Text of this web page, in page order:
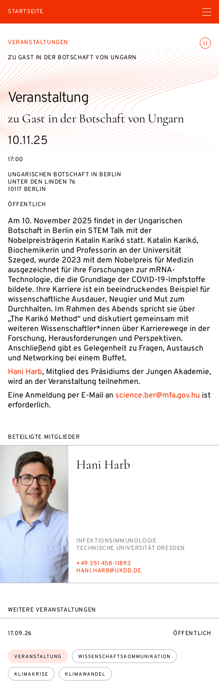
STARTSEITE Menü
VERANSTALTUNGEN
ZU GAST IN DER BOTSCHAFT VON UNGARN
zu Gast in der Botschaft von Ungarn
Veranstaltung
eventBeginsOn
10.11.25
17:00
UNGARISCHEN BOTSCHAFT IN BERLIN
UNTER DEN LINDEN 76
10117 BERLIN
VERANSTALTUNGSZUGANG:
ÖFFENTLICH
Am 10. November 2025 findet in der Ungarischen
Botschaft in Berlin ein STEM Talk mit der
Nobelpreisträgerin Katalin Karikó statt. Katalin Karikó,
Biochemikerin und Professorin an der Universität
Szeged, wurde 2023 mit dem Nobelpreis für Medizin
ausgezeichnet für ihre Forschungen zur mRNA-
Technologie, die die Grundlage der COVID-19-Impfstoffe
bildete. Ihre Karriere ist ein beeindruckendes Beispiel für
wissenschaftliche Ausdauer, Neugier und Mut zum
Durchhalten. Im Rahmen des Abends spricht sie über
„The Karikó Method“ und diskutiert gemeinsam mit
weiteren Wissenschaftler*innen über Karrierewege in der
Forschung, Herausforderungen und Perspektiven.
Anschließend gibt es Gelegenheit zu Fragen, Austausch
und Networking bei einem Buffet.
Hani Harb, Mitglied des Präsidiums der Jungen Akademie,
wird an der Veranstaltung teilnehmen.
Eine Anmeldung per E-Mail an science.ber@mfa.gov.hu ist
erforderlich.
BETEILIGTE MITGLIEDER
Hani Harb
PERSON_RESEARCH_SUBJECT
IN­FEK­TI­ONS­IM­MU­NO­LO­GIE
INSTITUTION
TECH­NI­SCHE UNI­VER­SI­TÄT DRES­DEN
TELEFON
+49 351 458-11893
E-
HA­NI.HARB@UK­DD.DE
WEITERE VERANSTALTUNGEN
Themen:
VERANSTALTUNG WISSENSCHAFTSKOMMUNIKATION
KLIMAKRISE KLIMAWANDEL
EVENTBEGINSON
17.09.26 ÖFFENTLICH